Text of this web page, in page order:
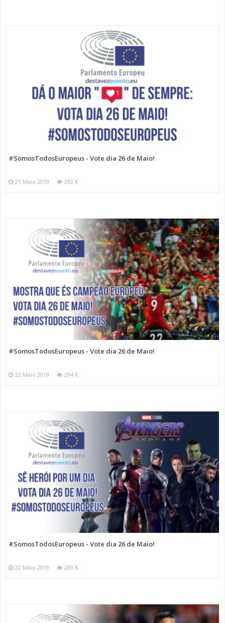
#SomosTodosEuropeus - Vote dia 26 de Maio!
21 Maio 2019 292 K
#SomosTodosEuropeus - Vote dia 26 de Maio!
22 Maio 2019 294 K
#SomosTodosEuropeus - Vote dia 26 de Maio!
22 Maio 2019 289 K